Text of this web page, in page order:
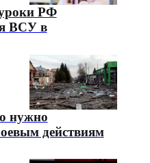
РФ
ВСУ в
нужно
действиям